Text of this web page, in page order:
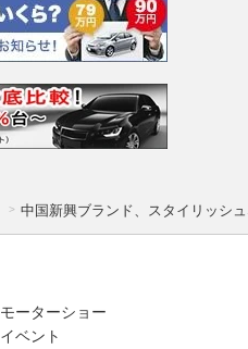
中国新興ブランド、スタイリッシ
モーターショー
イベント